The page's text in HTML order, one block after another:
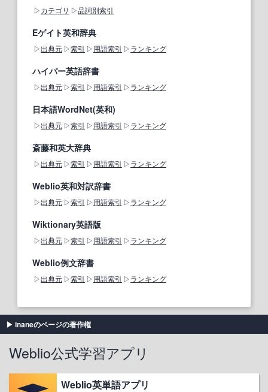
カテゴリ
品詞別索引
Eゲイト英和辞典
出典元 索引 用語索引 ランキング
ハイパー英語辞書
出典元 索引 用語索引 ランキング
日本語WordNet(英和)
出典元 索引 用語索引 ランキング
斎藤和英大辞典
出典元 索引 用語索引 ランキング
Weblio英和対訳辞書
出典元 索引 用語索引 ランキング
Wiktionary英語版
出典元 索引 用語索引 ランキング
Weblio例文辞書
出典元 索引 用語索引 ランキング
inaneのページの著作権
Weblio公式学習アプリ
Weblio英単語アプリ